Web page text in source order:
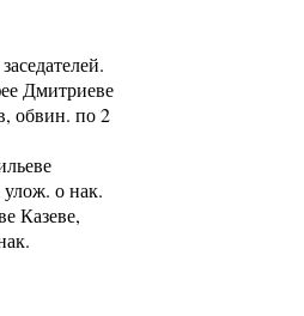
Дмитриеве
обвин. по 2
улож. о нак.
Казеве,